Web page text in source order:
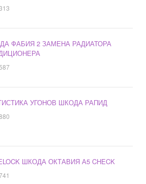
ФАБИЯ 2 ЗАМЕНА РАДИАТОРА
УГОНОВ ШКОДА РАПИД
ШКОДА ОКТАВИЯ А5 CHECK